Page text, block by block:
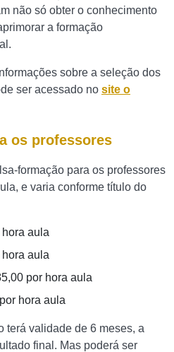
não só obter o conhecimento
a formação
sobre a seleção dos
ser acessado no site o
os professores
formação para os professores
e varia conforme título do
aula
aula
por hora aula
hora aula
terá validade de 6 meses, a
final. Mas poderá ser